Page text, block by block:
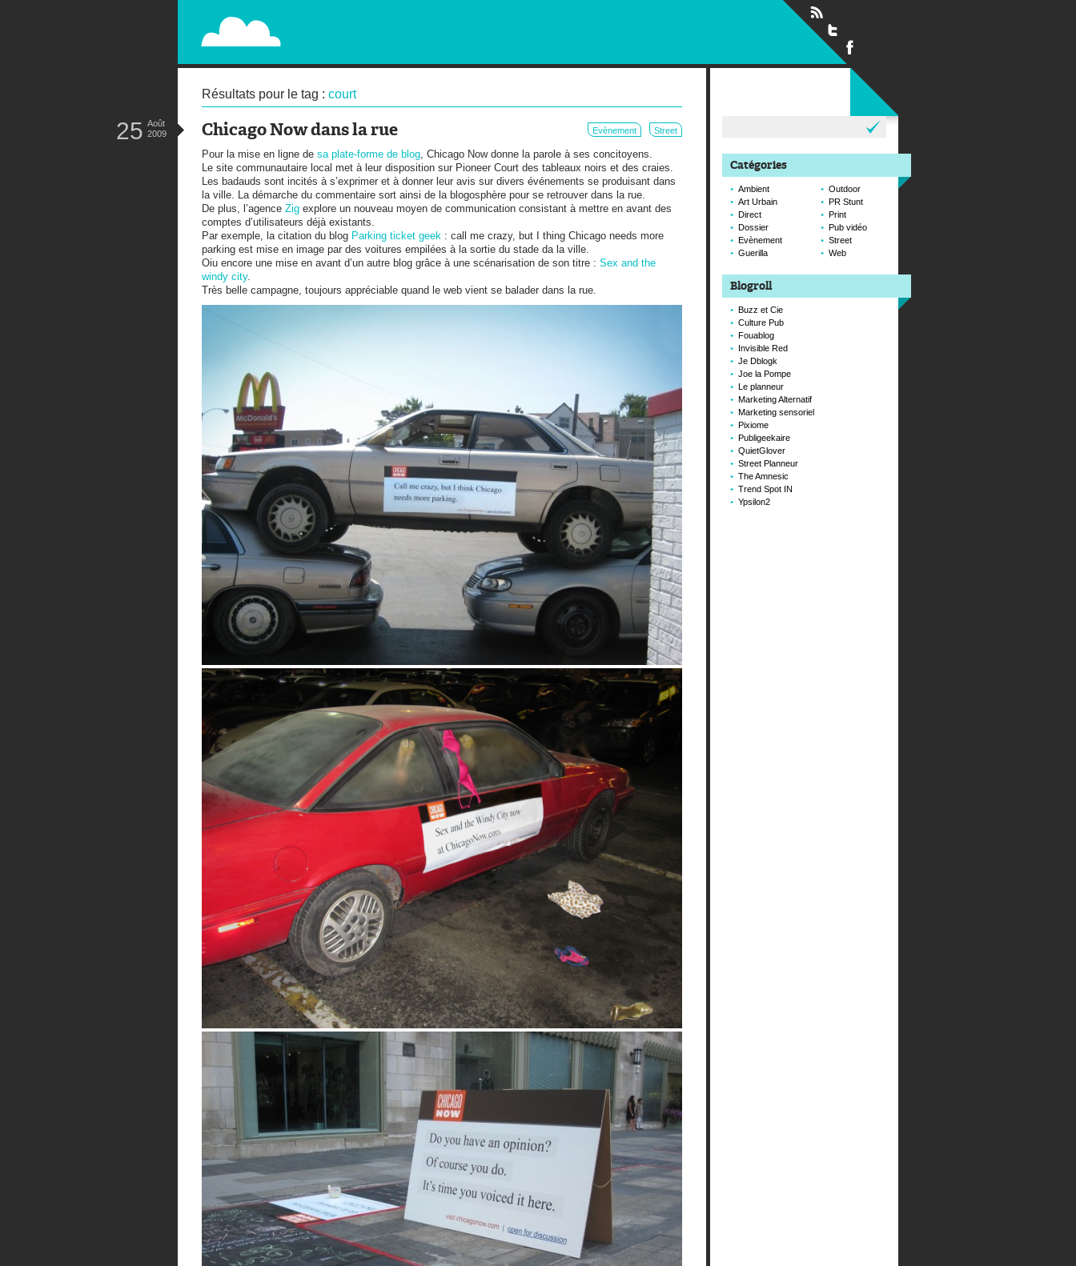
PAPERPLANE
STREET, AMBIENT, GUÉRILLA MARKETING AND OUT OF HOME
Résultats pour le tag : court
Chicago Now dans la rue Evènement Street
25 Août
2009
Pour la mise en ligne de sa plate-forme de blog , Chicago Now donne la parole à ses concitoyens.
Le site communautaire local met à leur disposition sur Pioneer Court des tableaux noirs et des craies.
Les badauds sont incités à s’exprimer et à donner leur avis sur divers événements se produisant dans
la ville. La démarche du commentaire sort ainsi de la blogosphère pour se retrouver dans la rue.
De plus, l’agence Zig explore un nouveau moyen de communication consistant à mettre en avant des
comptes d’utilisateurs déjà existants.
Par exemple, la citation du blog Parking ticket geek : call me crazy, but I thing Chicago needs more
parking est mise en image par des voitures empilées à la sortie du stade da la ville.
Oiu encore une mise en avant d’un autre blog grâce à une scénarisation de son titre : Sex and the
windy city.
Très belle campagne, toujours appréciable quand le web vient se balader dans la rue.
Catégories
Ambient
Art Urbain
Direct
Dossier
Evènement
Guerilla
Outdoor
PR Stunt
Print
Pub vidéo
Street
Web
Blogroll
Buzz et Cie
Culture Pub
Fouablog
Invisible Red
Je Dblogk
Joe la Pompe
Le planneur
Marketing Alternatif
Marketing sensoriel
Pixiome
Publigeekaire
QuietGlover
Street Planneur
The Amnesic
Trend Spot IN
Ypsilon2